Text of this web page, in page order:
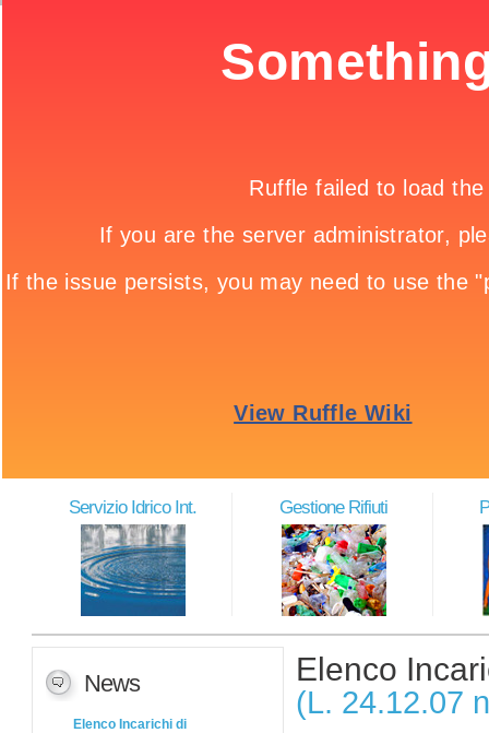
Servizio Idrico Int. Gestione Rifiuti
News
Elenco Incarichi di
Elenco
(L. 24.12.07